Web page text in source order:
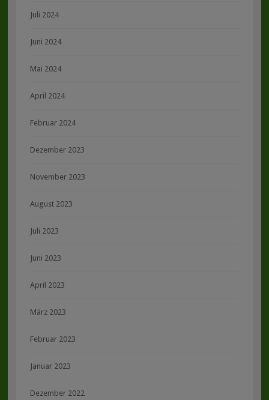
Juli 2024
Juni 2024
Mai 2024
April 2024
Februar 2024
Dezember 2023
November 2023
August 2023
Juli 2023
Juni 2023
April 2023
März 2023
Februar 2023
Januar 2023
Dezember 2022